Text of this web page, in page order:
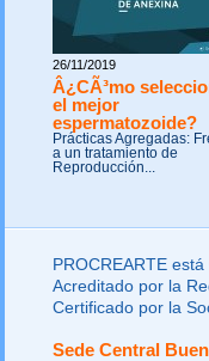
26/11/2019
Â¿CÃ³mo
el mejor
espermatozoide?
Prácticas Agregadas:
a un tratamiento de
Reproducción...
PROCREARTE
Acreditado por la
Certificado por la
Sede Central